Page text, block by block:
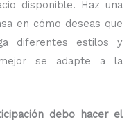
disponible. Haz una
en cómo deseas que
diferentes estilos y
se adapte a la
debo hacer el